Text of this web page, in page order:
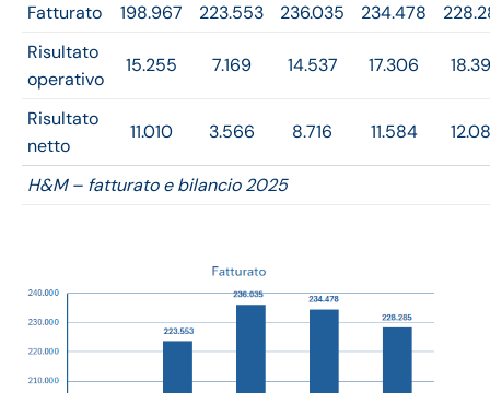
Fatturato
198.967 223.553 236.035 234.478
Risultato
operativo
15.255 7.169 14.537 17.306
Risultato
netto
11.010 3.566 8.716 11.584
H&M – fatturato e bilancio 2025